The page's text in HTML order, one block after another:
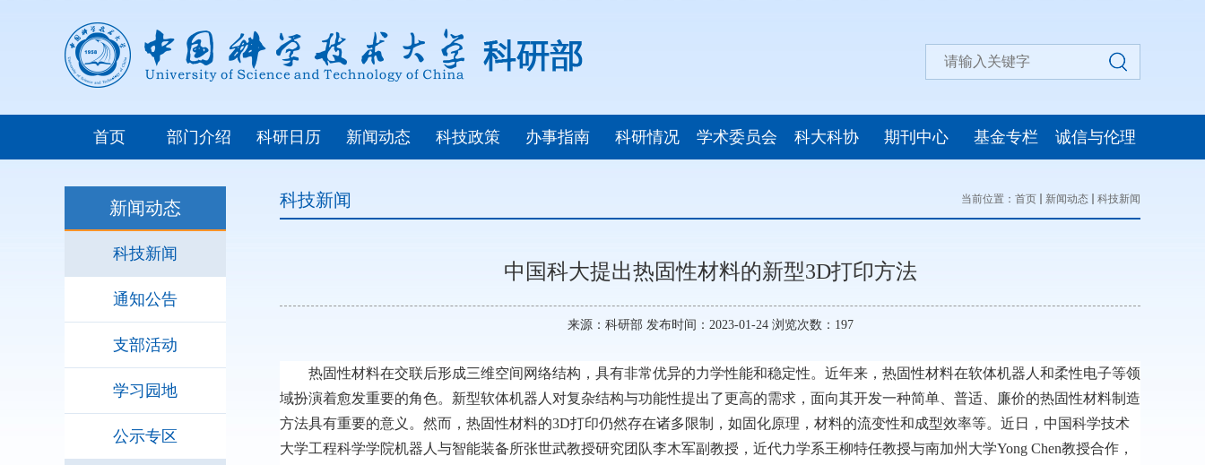
首页 部门介绍 科研日历 新闻动态 科技政策 办事指南 科研情况 学术委员会 科大科协 期刊中心 基金专栏 诚信与伦理
新闻动态
科技新闻
通知公告
支部活动
学习园地
公示专区
科技新闻 当前位置： 首页 新闻动态 科技新闻
中国科大提出热固性材料的新型3D打印方法
来源：科研部 发布时间：2023-01-24 浏览次数： 197
热固性材料在交联后形成三维空间网络结构，具有非常优异的力学性能和稳定性。近年来，热固性材料在软体机器人和柔性电子等领
域扮演着愈发重要的角色。新型软体机器人对复杂结构与功能性提出了更高的需求，面向其开发一种简单、普适、廉价的热固性材料制造
方法具有重要的意义。然而，热固性材料的3D打印仍然存在诸多限制，如固化原理，材料的流变性和成型效率等。近日，中国科学技术
大学工程科学学院机器人与智能装备所张世武教授研究团队李木军副教授，近代力学系王柳特任教授与南加州大学Yong Chen教授合作，